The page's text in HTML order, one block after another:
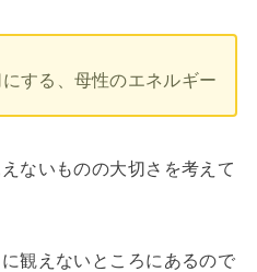
する、母性のエネルギー
ないものの大切さを考えて
観えないところにあるので